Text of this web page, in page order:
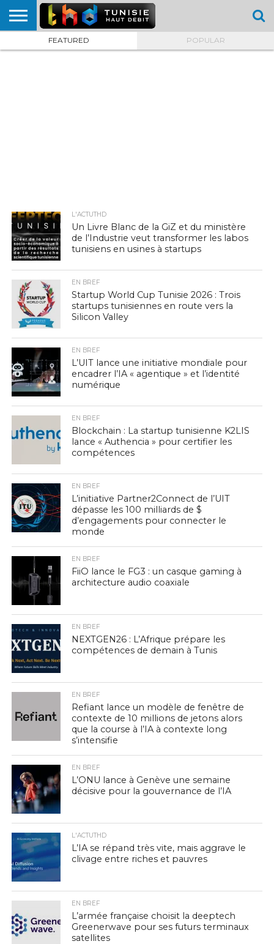
HOME
L’ACTUTHD
EN
PODCASTS
TEST
COMPARATIF
CARTE DE
CONTACT
FEATURED POPULAR
L'ACTUTHD
Un Livre Blanc de la GiZ et du ministère
de l’Industrie veut transformer les labos
tunisiens en usines à startups
EN BREF
Startup World Cup Tunisie 2026 : Trois
startups tunisiennes en route vers la
Silicon Valley
EN BREF
L’UIT lance une initiative mondiale pour
encadrer l’IA « agentique » et l’identité
numérique
EN BREF
Blockchain : La startup tunisienne K2LIS
lance « Authencia » pour certifier les
compétences
EN BREF
L’initiative Partner2Connect de l’UIT
dépasse les 100 milliards de $
d’engagements pour connecter le
monde
EN BREF
FiiO lance le FG3 : un casque gaming à
architecture audio coaxiale
EN BREF
NEXTGEN26 : L’Afrique prépare les
compétences de demain à Tunis
EN BREF
Refiant lance un modèle de fenêtre de
contexte de 10 millions de jetons alors
que la course à l’IA à contexte long
s’intensifie
EN BREF
L’ONU lance à Genève une semaine
décisive pour la gouvernance de l’IA
L'ACTUTHD
L’IA se répand très vite, mais aggrave le
clivage entre riches et pauvres
EN BREF
L’armée française choisit la deeptech
Greenerwave pour ses futurs terminaux
satellites